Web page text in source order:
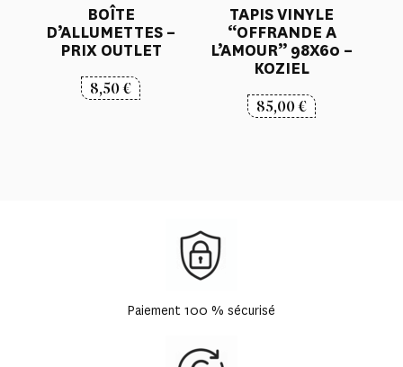
BOÎTE
D’ALLUMETTES –
PRIX OUTLET
8,50€
TAPIS VINYLE
“OFFRANDE A
L’AMOUR” 98X60 –
KOZIEL
85,00€
Paiement 100 % sécurisé